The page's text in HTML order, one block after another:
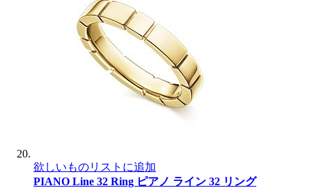
欲しいものリストに追加
PIANO Line 32 Ring ピアノ ライン 32 リング